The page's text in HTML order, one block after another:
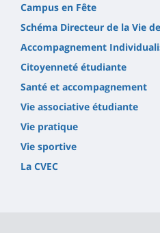
Campus en Fête
Schéma Directeur de la Vie
Accompagnement
Citoyenneté étudiante
Santé et accompagnement
Vie associative étudiante
Vie pratique
Vie sportive
La CVEC